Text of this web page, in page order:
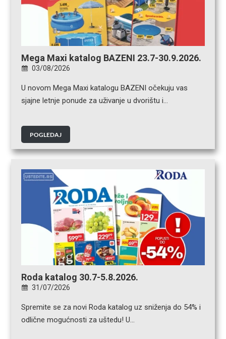
Mega Maxi katalog BAZENI 23.7-30.9.2026.
03/08/2026
U novom Mega Maxi katalogu BAZENI očekuju vas
sjajne letnje ponude za uživanje u dvorištu i…
POGLEDAJ
Roda katalog 30.7-5.8.2026.
31/07/2026
Spremite se za novi Roda katalog uz sniženja do 54% i
odlične mogućnosti za uštedu! U…